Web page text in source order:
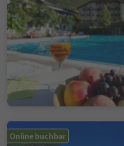
Online buchbar